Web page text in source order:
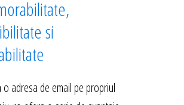
si
o adresa de email pe propriul